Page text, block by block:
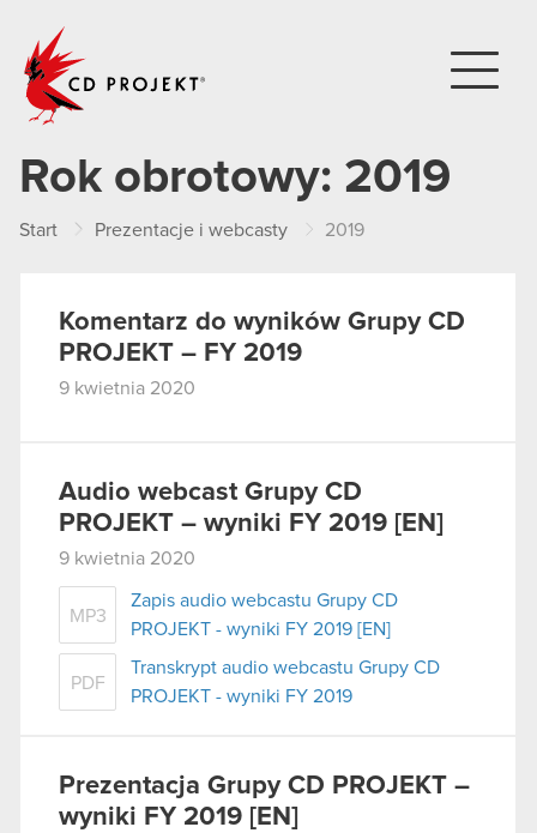
Rok obrotowy: 2019
Start Prezentacje i webcasty 2019
Komentarz do wyników Grupy CD
PROJEKT – FY 2019
9 kwietnia 2020
Audio webcast Grupy CD
PROJEKT – wyniki FY 2019 [EN]
9 kwietnia 2020
MP3
Zapis audio webcastu Grupy CD
PROJEKT - wyniki FY 2019 [EN]
PDF
Transkrypt audio webcastu Grupy CD
PROJEKT - wyniki FY 2019
Prezentacja Grupy CD PROJEKT –
wyniki FY 2019 [EN]